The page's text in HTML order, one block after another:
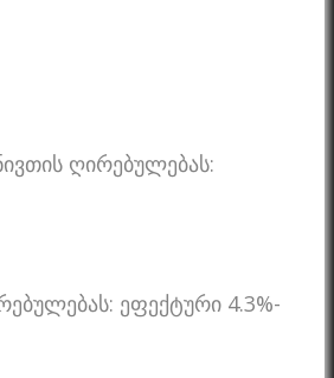
ღირებულებას:
ეფექტური 4.3%-